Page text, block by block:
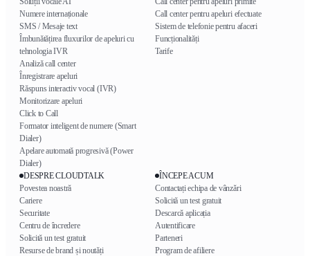
Numere internaționale
SMS / Mesaje text
Îmbunătățirea fluxurilor de apeluri cu
tehnologia IVR
Analiză call center
Înregistrare apeluri
Răspuns interactiv vocal (IVR)
Monitorizare apeluri
Click to Call
Formator inteligent de numere (Smart
Dialer)
Apelare automată progresivă (Power
Dialer)
Call center pentru apeluri efectuate
Sistem de telefonie pentru afaceri
Funcționalități
Tarife
DESPRE CLOUDTALK
Povestea noastră
Cariere
Securitate
Centru de încredere
Solicită un test gratuit
Resurse de brand și noutăți
ÎNCEPE ACUM
Contactați echipa de vânzări
Solicită un test gratuit
Descarcă aplicația
Autentificare
Parteneri
Program de afiliere